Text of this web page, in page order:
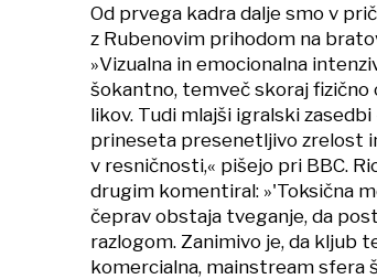
Od prvega kadra dalje smo v
z Rubenovim prihodom na
»Vizualna in emocionalna
šokantno, temveč skoraj
likov. Tudi mlajši igralski
prineseta presenetljivo zrelost
v resničnosti,« pišejo pri BBC.
drugim komentiral: »'Toksična
čeprav obstaja tveganje, da
razlogom. Zanimivo je, da kljub
komercialna, mainstream sfera